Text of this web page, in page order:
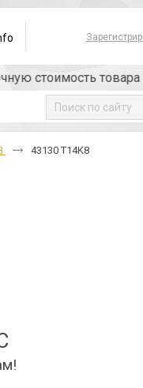
стоимость товара
43130 T14K8